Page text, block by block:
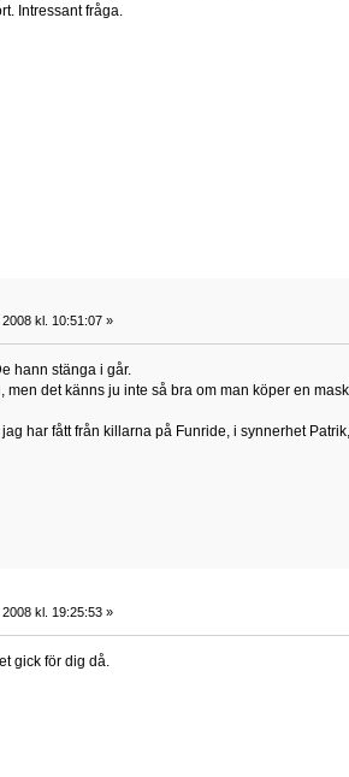
Intressant fråga.
kl. 10:51:07 »
hann stänga i går.
det känns ju inte så bra om man köper en
har fått från killarna på Funride, i synnerhet
kl. 19:25:53 »
gick för dig då.